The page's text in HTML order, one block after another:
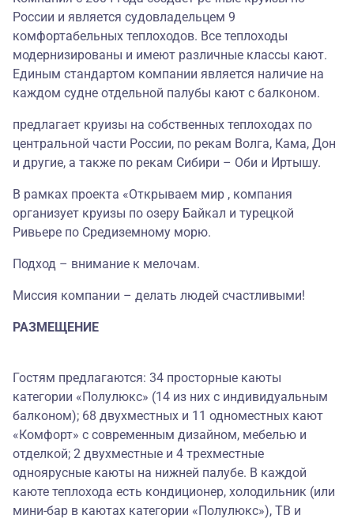
России и является судовладельцем 9
комфортабельных теплоходов. Все теплоходы
модернизированы и имеют различные классы кают.
Единым стандартом компании является наличие на
каждом судне отдельной палубы кают с балконом.
предлагает круизы на собственных теплоходах по
центральной части России, по рекам Волга, Кама, Дон
и другие, а также по рекам Сибири – Оби и Иртышу.
В рамках проекта «Открываем мир , компания
организует круизы по озеру Байкал и турецкой
Ривьере по Средиземному морю.
Подход – внимание к мелочам.
Миссия компании – делать людей счастливыми!
РАЗМЕЩЕНИЕ
Гостям предлагаются: 34 просторные каюты
категории «Полулюкс» (14 из них с индивидуальным
балконом); 68 двухместных и 11 одноместных кают
«Комфорт» с современным дизайном, мебелью и
отделкой; 2 двухместные и 4 трехместные
одноярусные каюты на нижней палубе. В каждой
каюте теплохода есть кондиционер, холодильник (или
мини-бар в каютах категории «Полулюкс»), ТВ и